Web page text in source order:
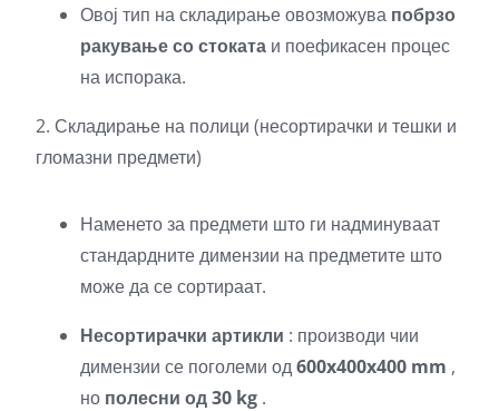
Овој тип на складирање овозможува побрзо
ракување со стоката и поефикасен процес
на испорака.
2. Складирање на полици (несортирачки и тешки и
гломазни предмети)
Наменето за предмети што ги надминуваат
стандардните димензии на предметите што
може да се сортираат.
Несортирачки артикли : производи чии
димензии се поголеми од600x400x400 mm ,
но полесни од 30 kg .